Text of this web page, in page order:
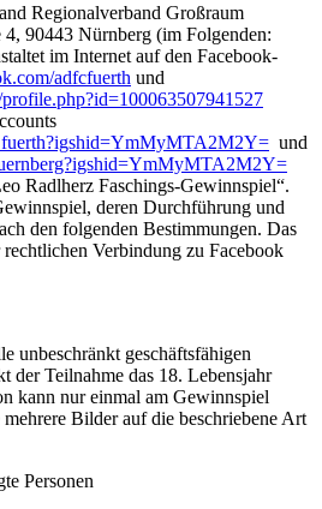
Regionalverband Großraum
4, 90443 Nürnberg (im Folgenden:
im Internet auf den Facebook-
adfcfuerth und
und
Radlherz Faschings-Gewinnspiel“.
deren Durchführung und
den folgenden Bestimmungen. Das
Verbindung zu Facebook
unbeschränkt geschäftsfähigen
der Teilnahme das 18. Lebensjahr
kann nur einmal am Gewinnspiel
Bilder auf die beschriebene Art
Personen